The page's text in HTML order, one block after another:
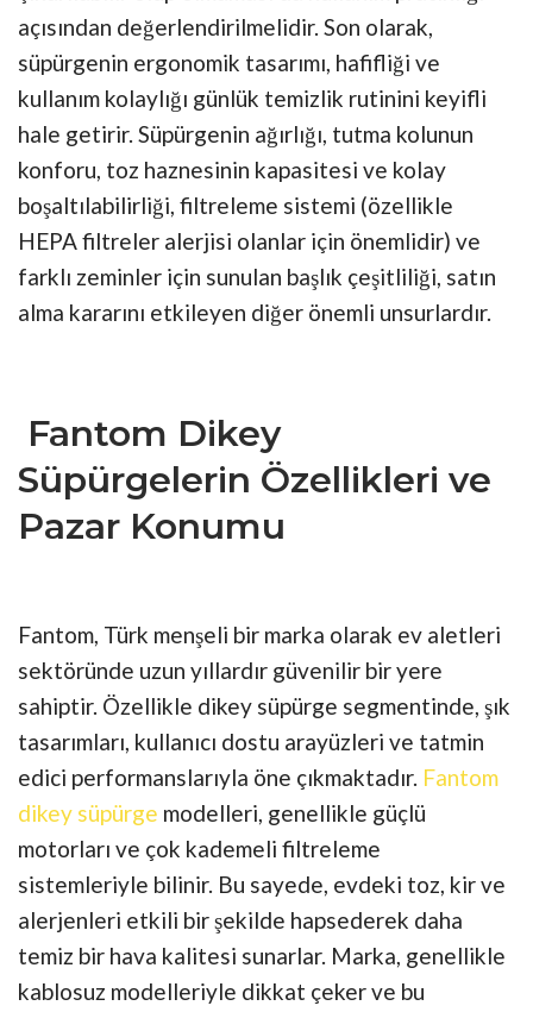
açısından değerlendirilmelidir. Son olarak,
süpürgenin ergonomik tasarımı, hafifliği ve
kullanım kolaylığı günlük temizlik rutinini keyifli
hale getirir. Süpürgenin ağırlığı, tutma kolunun
konforu, toz haznesinin kapasitesi ve kolay
boşaltılabilirliği, filtreleme sistemi (özellikle
HEPA filtreler alerjisi olanlar için önemlidir) ve
farklı zeminler için sunulan başlık çeşitliliği, satın
alma kararını etkileyen diğer önemli unsurlardır.
Fantom Dikey
Süpürgelerin Özellikleri ve
Pazar Konumu
Fantom, Türk menşeli bir marka olarak ev aletleri
sektöründe uzun yıllardır güvenilir bir yere
sahiptir. Özellikle dikey süpürge segmentinde, şık
tasarımları, kullanıcı dostu arayüzleri ve tatmin
edici performanslarıyla öne çıkmaktadır. Fantom
dikey süpürge modelleri, genellikle güçlü
motorları ve çok kademeli filtreleme
sistemleriyle bilinir. Bu sayede, evdeki toz, kir ve
alerjenleri etkili bir şekilde hapsederek daha
temiz bir hava kalitesi sunarlar. Marka, genellikle
kablosuz modelleriyle dikkat çeker ve bu